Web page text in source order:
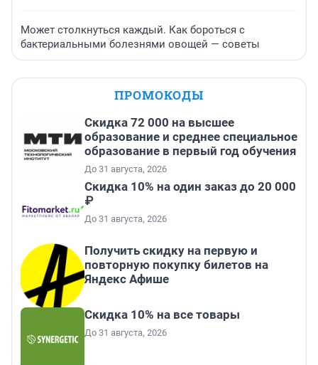
Может столкнуться каждый. Как бороться с
бактериальными болезнями овощей — советы
ПРОМОКОДЫ
Скидка 72 000 на высшее
образование и среднее специальное
образование в первый год обучения
До 31 августа, 2026
Скидка 10% на один заказ до 20 000
₽
До 31 августа, 2026
Получить скидку на первую и
повторную покупку билетов на
Яндекс Афише
Скидка 10% на все товары
До 31 августа, 2026